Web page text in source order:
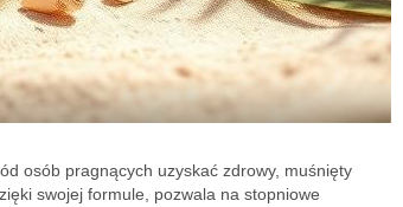
osób pragnących uzyskać zdrowy, muśnięty
swojej formule, pozwala na stopniowe